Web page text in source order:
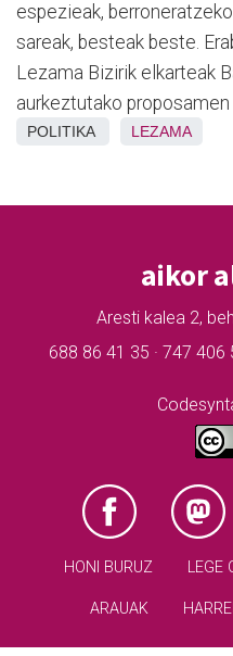
espezieak,
sareak, besteak beste.
Lezama Bizirik elkarteak
aurkeztutako proposamen
POLITIKA LEZAMA
aikor
Aresti kalea 2,
688 86 41 35 · 747
HONI BURUZ LEGE
ARAUAK